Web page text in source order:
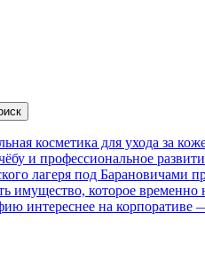
косметика для ухода за
и профессиональное
лагеря под Барановичами
имущество, которое
интереснее на корпоративе